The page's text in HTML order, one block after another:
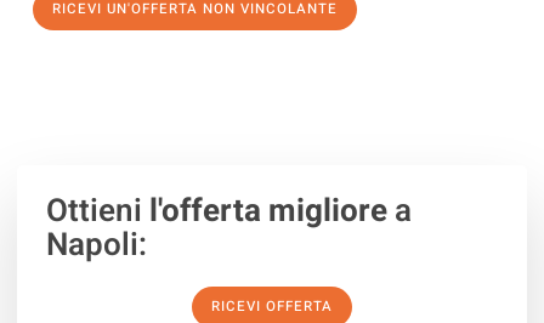
RICEVI UN'OFFERTA NON VINCOLANTE
Ottieni l'offerta migliorea
Napoli:
RICEVI OFFERTA